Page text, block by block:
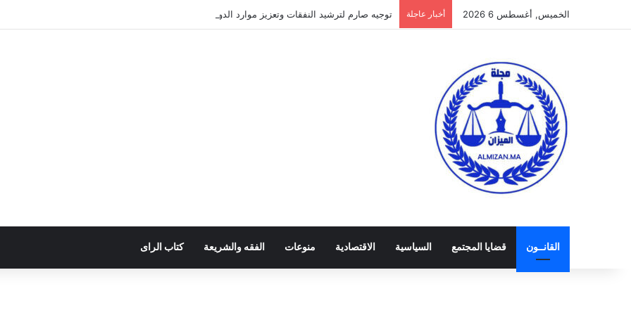
الخميس, أغسطس 6 2026 أخبار عاجلة توجيه صارم لترشيد النفقات وتعزيز موارد الدولة يسِم إعداد ميزانية 2027
القانــون قضايا المجتمع السياسية الاقتصادية منوعات الفقه والشريعة كتاب الراى